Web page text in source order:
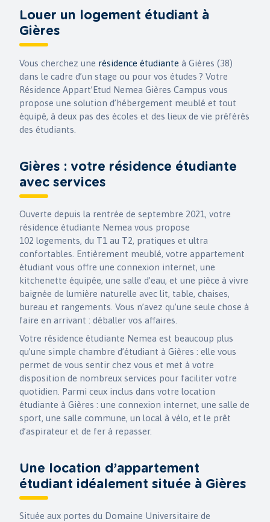
Louer un logement étudiant à
Gières
Vous cherchez une résidence étudiante à Gières (38)
dans le cadre d’un stage ou pour vos études ? Votre
Résidence Appart’Etud Nemea Gières Campus vous
propose une solution d’hébergement meublé et tout
équipé, à deux pas des écoles et des lieux de vie préférés
des étudiants.
Gières : votre résidence étudiante
avec services
Ouverte depuis la rentrée de septembre 2021, votre
résidence étudiante Nemea vous propose
102 logements, du T1 au T2, pratiques et ultra
confortables. Entièrement meublé, votre appartement
étudiant vous offre une connexion internet, une
kitchenette équipée, une salle d’eau, et une pièce à vivre
baignée de lumière naturelle avec lit, table, chaises,
bureau et rangements. Vous n’avez qu’une seule chose à
faire en arrivant : déballer vos affaires.
Votre résidence étudiante Nemea est beaucoup plus
qu’une simple chambre d’étudiant à Gières : elle vous
permet de vous sentir chez vous et met à votre
disposition de nombreux services pour faciliter votre
quotidien. Parmi ceux inclus dans votre location
étudiante à Gières : une connexion internet, une salle de
sport, une salle commune, un local à vélo, et le prêt
d’aspirateur et de fer à repasser.
Une location d’appartement
étudiant idéalement située à Gières
Située aux portes du Domaine Universitaire de